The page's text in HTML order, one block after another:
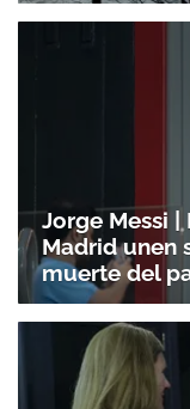
Jorge Messi |
Madrid unen
muerte del